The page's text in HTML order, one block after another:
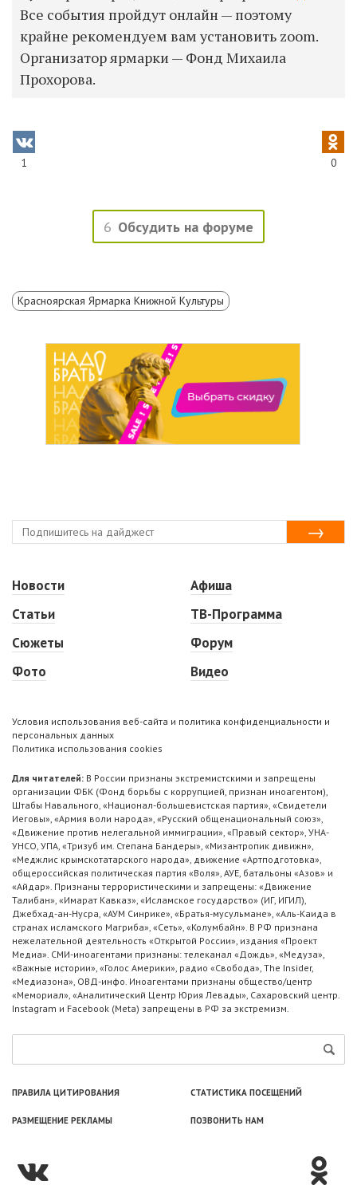
Все события пройдут онлайн — поэтому
крайне рекомендуем вам установить zoom.
Организатор ярмарки — Фонд Михаила
Прохорова.
1 0
6 Обсудить на форуме
Красноярская Ярмарка Книжной Культуры
Новости
Статьи
Сюжеты
Фото
Афиша
ТВ-Программа
Форум
Видео
Условия использования веб-сайта и политика конфиденциальности и
персональных данных
Политика использования cookies
Для читателей: В России признаны экстремистскими и запрещены
организации ФБК (Фонд борьбы с коррупцией, признан иноагентом),
Штабы Навального, «Национал-большевистская партия», «Свидетели
Иеговы», «Армия воли народа», «Русский общенациональный союз»,
«Движение против нелегальной иммиграции», «Правый сектор», УНА-
УНСО, УПА, «Тризуб им. Степана Бандеры», «Мизантропик дивижн»,
«Меджлис крымскотатарского народа», движение «Артподготовка»,
общероссийская политическая партия «Воля», АУЕ, батальоны «Азов» и
«Айдар». Признаны террористическими и запрещены: «Движение
Талибан», «Имарат Кавказ», «Исламское государство» (ИГ, ИГИЛ),
Джебхад-ан-Нусра, «АУМ Синрике», «Братья-мусульмане», «Аль-Каида в
странах исламского Магриба», «Сеть», «Колумбайн». В РФ признана
нежелательной деятельность «Открытой России», издания «Проект
Медиа». СМИ-иноагентами признаны: телеканал «Дождь», «Медуза»,
«Важные истории», «Голос Америки», радио «Свобода», The Insider,
«Медиазона», ОВД-инфо. Иноагентами признаны общество/центр
«Мемориал», «Аналитический Центр Юрия Левады», Сахаровский центр.
Instagram и Facebook (Metа) запрещены в РФ за экстремизм.
ПРАВИЛА ЦИТИРОВАНИЯ СТАТИСТИКА ПОСЕЩЕНИЙ
РАЗМЕЩЕНИЕ РЕКЛАМЫ ПОЗВОНИТЬ НАМ